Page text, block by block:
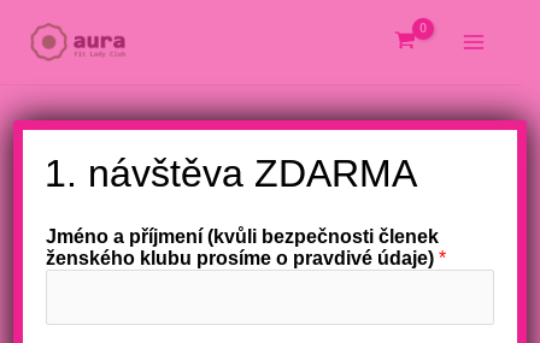
1. návštěva ZDARMA
Jméno a příjmení (kvůli bezpečnosti členek
ženského klubu prosíme o pravdivé údaje)*